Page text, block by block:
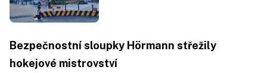
Bezpečnostní sloupky Hörmann střežily
hokejové mistrovství